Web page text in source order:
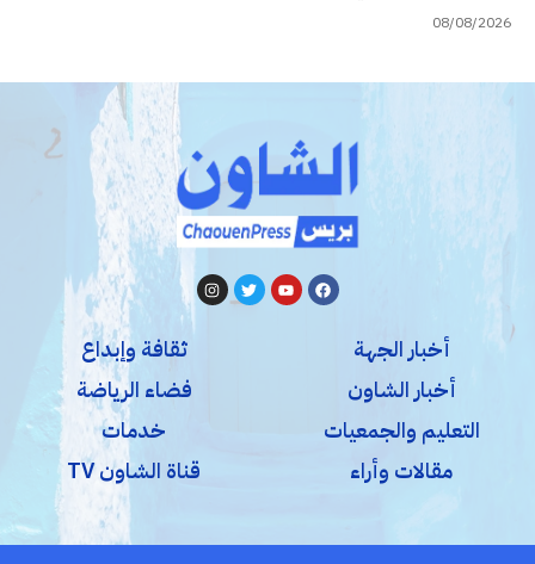
08/08/2026
أخبار الجهة
أخبار الشاون
التعليم والجمعيات
مقالات وأراء
ثقافة وإبداع
فضاء الرياضة
خدمات
قناة الشاون TV